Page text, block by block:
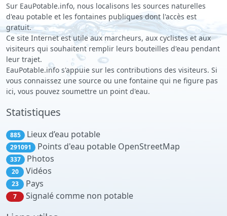
Sur EauPotable.info, nous localisons les sources naturelles
d'eau potable et les fontaines publiques dont l'accès est
gratuit.
Ce site Internet est utile aux marcheurs, aux cyclistes et aux
visiteurs qui souhaitent remplir leurs bouteilles d'eau pendant
leur trajet.
EauPotable.info s'appuie sur les contributions des visiteurs. Si
vous connaissez une source ou une fontaine qui ne figure pas
ici, vous pouvez soumettre un point d'eau.
Statistiques
885 Lieux d’eau potable
291091 Points d'eau potable OpenStreetMap
337 Photos
20 Vidéos
23 Pays
7 Signalé comme non potable